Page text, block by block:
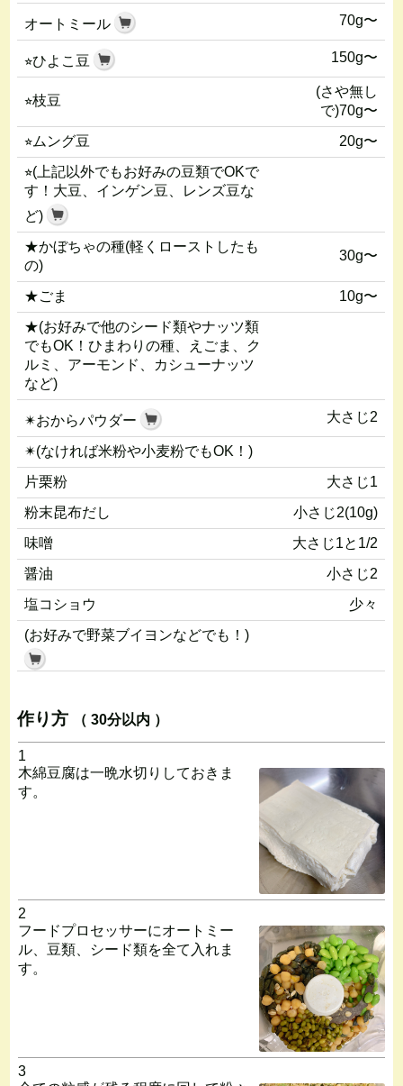
オートミール 70g〜
⭐︎ひよこ豆 150g〜
⭐︎枝豆
(さや無し
で)70g〜
⭐︎ムング豆
20g〜
⭐︎(上記以外でもお好みの豆類でOKで
す！大豆、インゲン豆、レンズ豆な
ど)
★かぼちゃの種(軽くローストしたも
の)
30g〜
★ごま
10g〜
★(お好みで他のシード類やナッツ類
でもOK！ひまわりの種、えごま、ク
ルミ、アーモンド、カシューナッツ
など)
✴︎おからパウダー 大さじ2
✴︎(なければ米粉や小麦粉でもOK！)
片栗粉
大さじ1
粉末昆布だし
小さじ2(10g)
味噌
大さじ1と1/2
醤油
小さじ2
塩コショウ
少々
(お好みで野菜ブイヨンなどでも！)
作り方 （ 30分以内 ）
1
木綿豆腐は一晩水切りしておきま
す。
2
フードプロセッサーにオートミー
ル、豆類、シード類を全て入れま
す。
3